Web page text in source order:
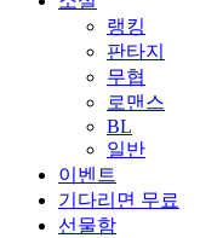
랭킹
판타지
무협
로맨스
BL
일반
이벤트
기다리면 무료
선물함